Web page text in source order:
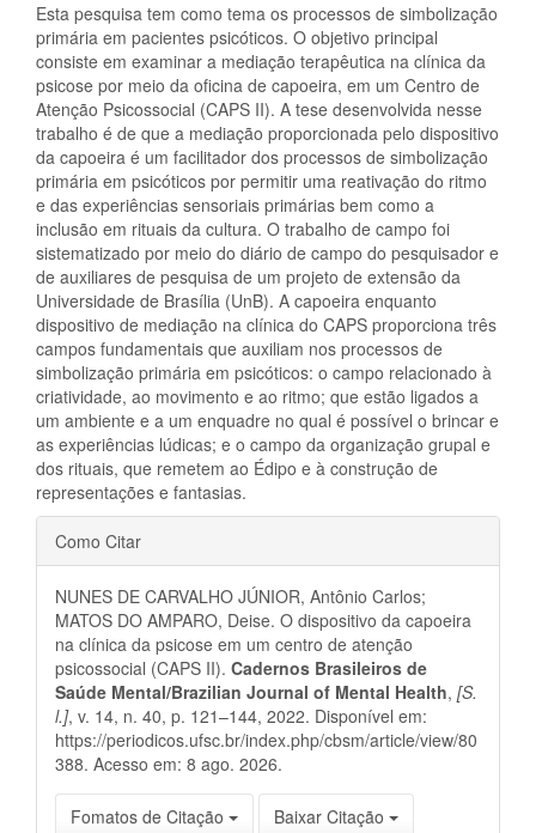
Esta pesquisa tem como tema os processos de simbolização
primária em pacientes psicóticos. O objetivo principal
consiste em examinar a mediação terapêutica na clínica da
psicose por meio da oficina de capoeira, em um Centro de
Atenção Psicossocial (CAPS II). A tese desenvolvida nesse
trabalho é de que a mediação proporcionada pelo dispositivo
da capoeira é um facilitador dos processos de simbolização
primária em psicóticos por permitir uma reativação do ritmo
e das experiências sensoriais primárias bem como a
inclusão em rituais da cultura. O trabalho de campo foi
sistematizado por meio do diário de campo do pesquisador e
de auxiliares de pesquisa de um projeto de extensão da
Universidade de Brasília (UnB). A capoeira enquanto
dispositivo de mediação na clínica do CAPS proporciona três
campos fundamentais que auxiliam nos processos de
simbolização primária em psicóticos: o campo relacionado à
criatividade, ao movimento e ao ritmo; que estão ligados a
um ambiente e a um enquadre no qual é possível o brincar e
as experiências lúdicas; e o campo da organização grupal e
dos rituais, que remetem ao Édipo e à construção de
representações e fantasias.
Detalhes
do
artigo
Como Citar
NUNES DE CARVALHO JÚNIOR, Antônio Carlos;
MATOS DO AMPARO, Deise. O dispositivo da capoeira
na clínica da psicose em um centro de atenção
psicossocial (CAPS II). Cadernos Brasileiros de
Saúde Mental/Brazilian Journal of Mental Health, [S.
l.], v. 14, n. 40, p. 121–144, 2022. Disponível em:
https://periodicos.ufsc.br/index.php/cbsm/article/view/80
388. Acesso em: 8 ago. 2026.
Fomatos de Citação Baixar Citação